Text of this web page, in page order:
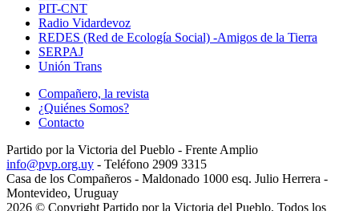
PIT-CNT
Radio Vidardevoz
REDES (Red de Ecología Social) -Amigos de la Tierra
SERPAJ
Unión Trans
Compañero, la revista
¿Quiénes Somos?
Contacto
Partido por la Victoria del Pueblo - Frente Amplio
info@pvp.org.uy - Teléfono 2909 3315
Casa de los Compañeros - Maldonado 1000 esq. Julio Herrera -
Montevideo, Uruguay
2026 © Copyright Partido por la Victoria del Pueblo. Todos los